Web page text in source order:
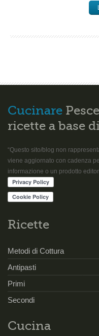
Cucinare
ricette a base
“Questo sito/blog non
viene aggiornato con cadenza
informazione o un prodotto
Ricette
Metodi di Cottura
Antipasti
Primi
Secondi
Cucina